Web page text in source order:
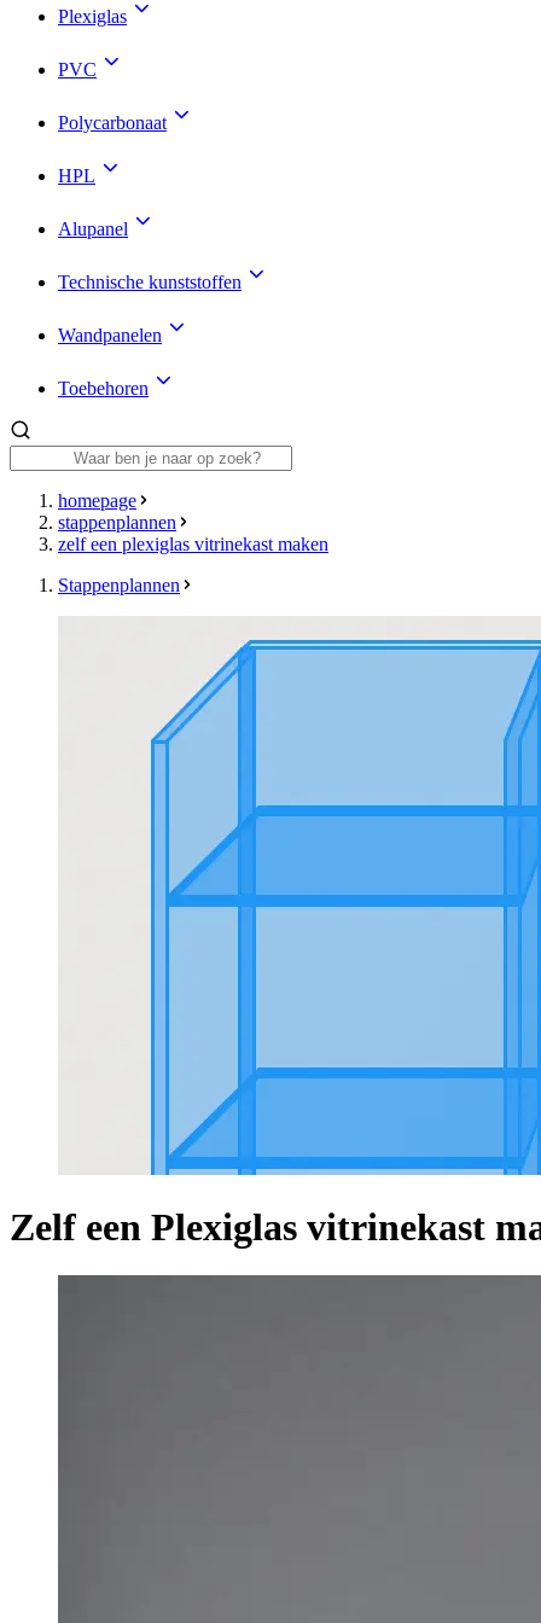
Plexiglas
PVC
Polycarbonaat
HPL
Alupanel
Technische kunststoffen
Wandpanelen
Toebehoren
homepage
stappenplannen
zelf een plexiglas vitrinekast maken
Stappenplannen
Zelf een Plexiglas vitrinekast